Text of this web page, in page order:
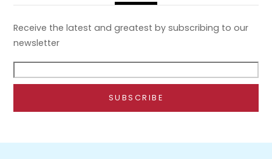
Receive the latest and greatest by subscribing to our
newsletter